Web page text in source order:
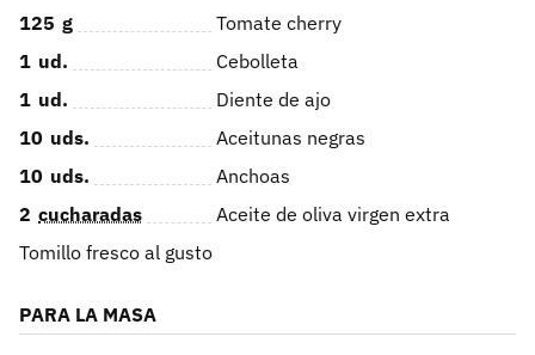
125 g
Tomate cherry
1 ud.
Cebolleta
1 ud.
Diente de ajo
10 uds.
Aceitunas negras
10 uds.
Anchoas
2 cucharadas
Aceite de oliva virgen extra
Tomillo fresco al gusto
PARA LA MASA